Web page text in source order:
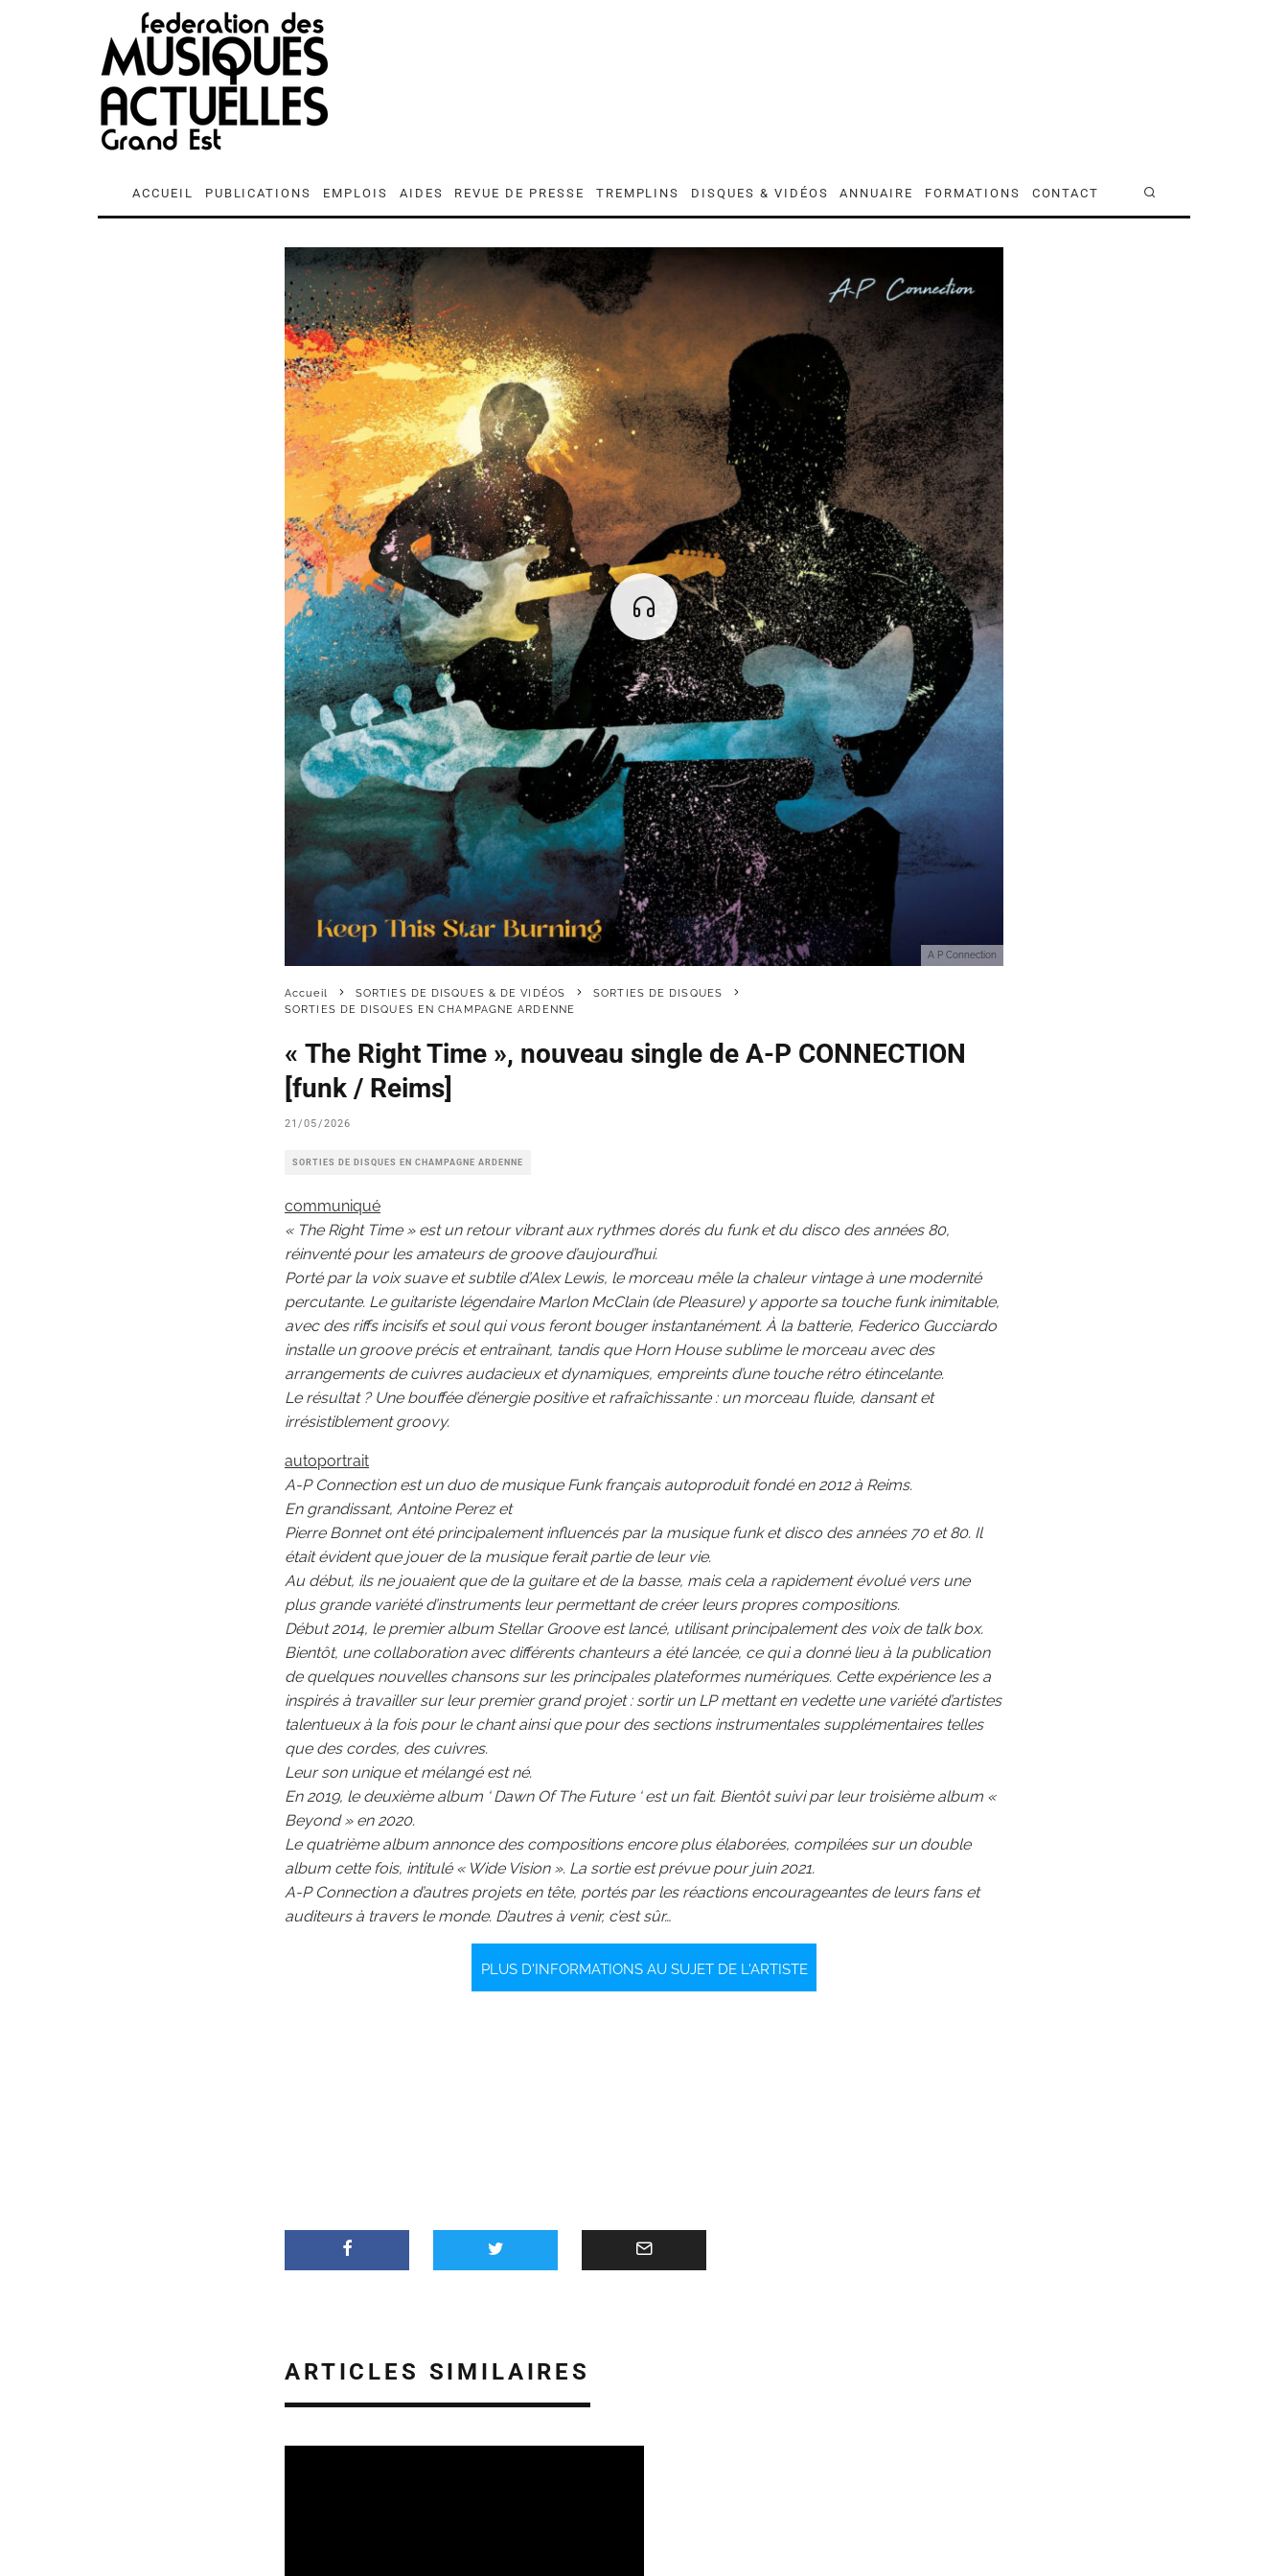
ACCUEIL PUBLICATIONS EMPLOIS AIDES REVUE DE PRESSE TREMPLINS DISQUES & VIDÉOS ANNUAIRE FORMATIONS CONTACT
A P Connection
Accueil SORTIES DE DISQUES & DE VIDÉOS
SORTIES DE DISQUES
SORTIES DE DISQUES EN CHAMPAGNE ARDENNE
« The Right Time », nouveau single de A-P CONNECTION
[funk / Reims]
21/05/2026
SORTIES DE DISQUES EN CHAMPAGNE ARDENNE
communiqué
« The Right Time » est un retour vibrant aux rythmes dorés du funk et du disco des années 80,
réinventé pour les amateurs de groove d’aujourd’hui.
Porté par la voix suave et subtile d’Alex Lewis, le morceau mêle la chaleur vintage à une modernité
percutante. Le guitariste légendaire Marlon McClain (de Pleasure) y apporte sa touche funk inimitable,
avec des riffs incisifs et soul qui vous feront bouger instantanément. À la batterie, Federico Gucciardo
installe un groove précis et entraînant, tandis que Horn House sublime le morceau avec des
arrangements de cuivres audacieux et dynamiques, empreints d’une touche rétro étincelante.
Le résultat ? Une bouffée d’énergie positive et rafraîchissante : un morceau fluide, dansant et
irrésistiblement groovy.
autoportrait
A-P Connection est un duo de musique Funk français autoproduit fondé en 2012 à Reims.
En grandissant, Antoine Perez et
Pierre Bonnet ont été principalement influencés par la musique funk et disco des années 70 et 80. Il
était évident que jouer de la musique ferait partie de leur vie.
Au début, ils ne jouaient que de la guitare et de la basse, mais cela a rapidement évolué vers une
plus grande variété d’instruments leur permettant de créer leurs propres compositions.
Début 2014, le premier album Stellar Groove est lancé, utilisant principalement des voix de talk box.
Bientôt, une collaboration avec différents chanteurs a été lancée, ce qui a donné lieu à la publication
de quelques nouvelles chansons sur les principales plateformes numériques. Cette expérience les a
inspirés à travailler sur leur premier grand projet : sortir un LP mettant en vedette une variété d’artistes
talentueux à la fois pour le chant ainsi que pour des sections instrumentales supplémentaires telles
que des cordes, des cuivres.
Leur son unique et mélangé est né.
En 2019, le deuxième album ‘ Dawn Of The Future ‘ est un fait. Bientôt suivi par leur troisième album «
Beyond » en 2020.
Le quatrième album annonce des compositions encore plus élaborées, compilées sur un double
album cette fois, intitulé « Wide Vision ». La sortie est prévue pour juin 2021.
A-P Connection a d’autres projets en tête, portés par les réactions encourageantes de leurs fans et
auditeurs à travers le monde. D’autres à venir, c’est sûr…
PLUS D'INFORMATIONS AU SUJET DE L'ARTISTE
ARTICLES SIMILAIRES